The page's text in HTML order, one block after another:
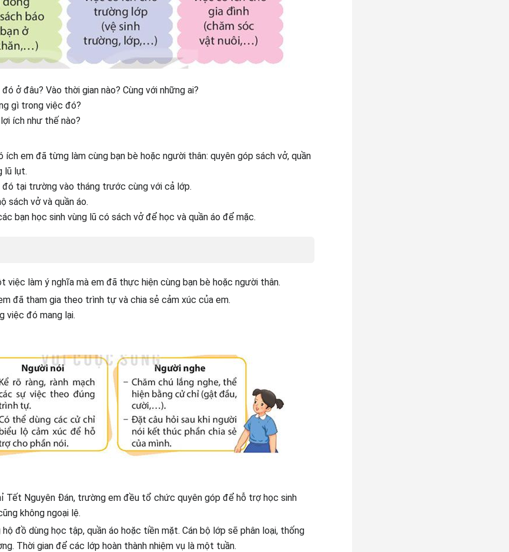
ở đâu? Vào thời gian nào? Cùng với những ai?
gì trong việc đó?
ích như thế nào?
em đã từng làm cùng bạn bè hoặc người thân: quyên góp sách vở, quần
lũ lụt.
tại trường vào tháng trước cùng với cả lớp.
sách vở và quần áo.
bạn học sinh vùng lũ có sách vở để học và quần áo để mặc.
việc làm ý nghĩa mà em đã thực hiện cùng bạn bè hoặc người thân.
đã tham gia theo trình tự và chia sẻ cảm xúc của em.
việc đó mang lại.
Tết Nguyên Đán, trường em đều tổ chức quyên góp để hỗ trợ học sinh
không ngoại lệ.
đồ dùng học tập, quần áo hoặc tiền mặt. Cán bộ lớp sẽ phân loại, thống
Thời gian để các lớp hoàn thành nhiệm vụ là một tuần.